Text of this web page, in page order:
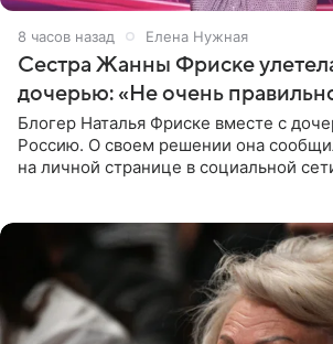
8 часов назад Елена Нужная
Сестра Жанны Фриске
дочерью: «Не очень
Блогер Наталья Фриске вместе с
Россию. О своем решении она
на личной странице в социальной